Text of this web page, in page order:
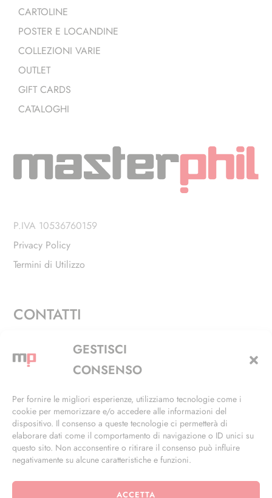
GESTISCI
CONSENSO
Per fornire le migliori esperienze, utilizziamo tecnologie come i
cookie per memorizzare e/o accedere alle informazioni del
dispositivo. Il consenso a queste tecnologie ci permetterà di
elaborare dati come il comportamento di navigazione o ID unici su
questo sito. Non acconsentire o ritirare il consenso può influire
negativamente su alcune caratteristiche e funzioni.
ACCETTA
CARTOLINE
POSTER E LOCANDINE
COLLEZIONI VARIE
OUTLET
GIFT CARDS
CATALOGHI
P.IVA 10536760159
Privacy Policy
Termini di Utilizzo
CONTATTI
Via Alfieri, 27 - Trezzano Sul Naviglio (MI)
+39 02 4846 3155
info@masterphil.it